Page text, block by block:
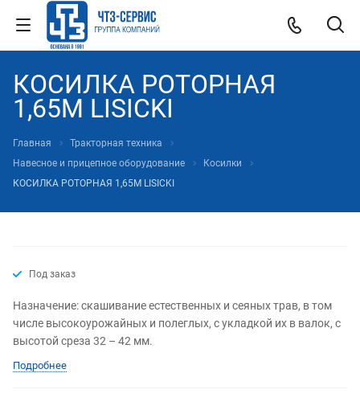
КОСИЛКА РОТОРНАЯ
1,65М LISICKI
Главная
Тракторная техника
Навесное и прицепное оборудование
Косилки
КОСИЛКА РОТОРНАЯ 1,65М LISICKI
Под заказ
Назначение: скашивание естественных и сеяных трав, в том
числе высокоурожайных и полеглых, с укладкой их в валок, с
высотой среза 32 – 42 мм.
Подробнее